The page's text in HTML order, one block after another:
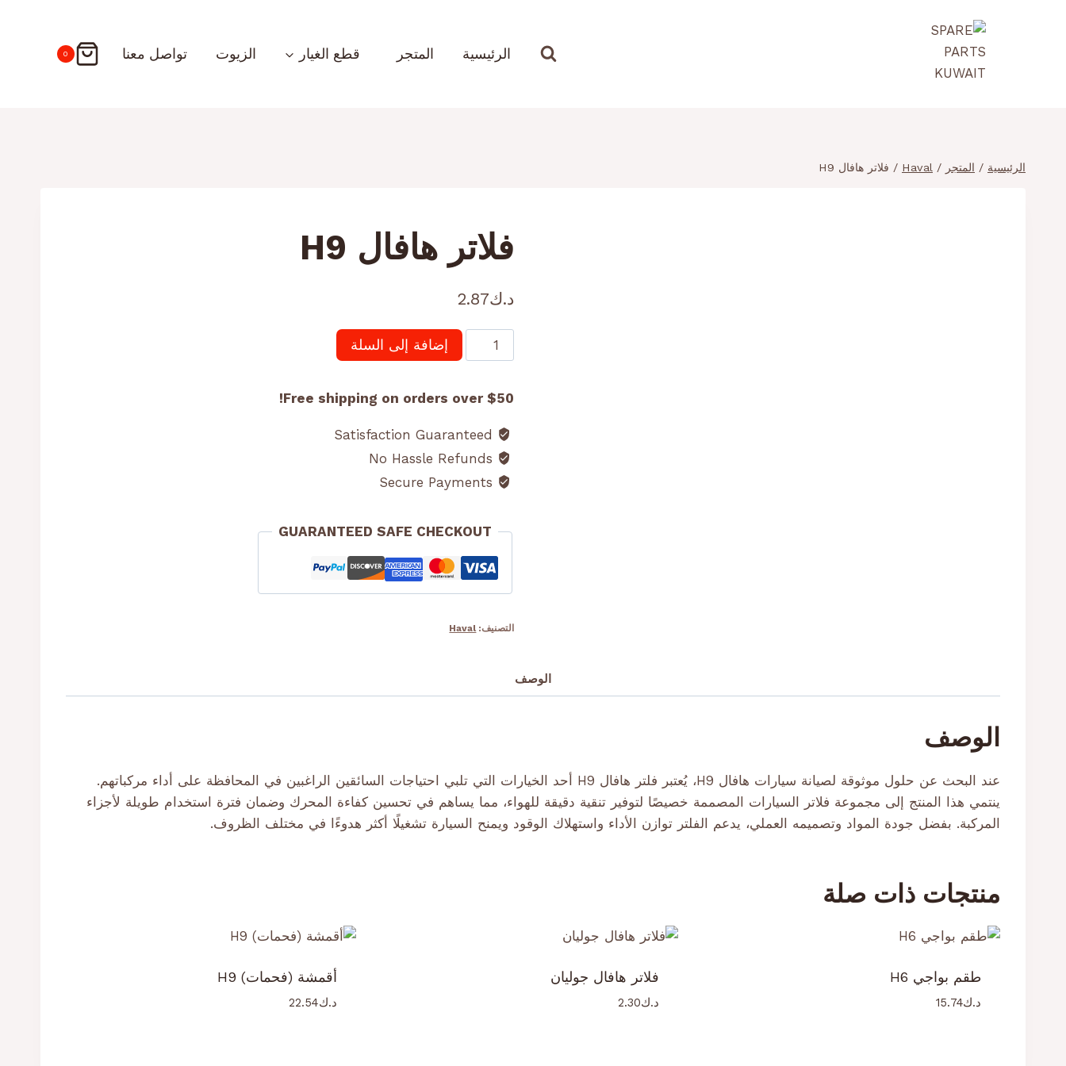
الرئيسية المتجر قطع الغيار الزيوت تواصل معنا 0
الرئيسية / المتجر /
Haval
/ فلاتر هافال H9
فلاتر هافال H9
د.ك2.87
كمية
فلاتر
H9
إضافة إلى السلة
Free shipping on orders over $50!
GUARANTEED SAFE CHECKOUT
التصنيف: Haval
الوصف
الوصف
عند البحث عن حلول موثوقة لصيانة سيارات هافال H9، يُعتبر فلتر هافال H9 أحد الخيارات التي تلبي احتياجات السائقين الراغبين في المحافظة على أداء مركباتهم.
ينتمي هذا المنتج إلى مجموعة فلاتر السيارات المصممة خصيصًا لتوفير تنقية دقيقة للهواء، مما يساهم في تحسين كفاءة المحرك وضمان فترة استخدام طويلة لأجزاء
المركبة. بفضل جودة المواد وتصميمه العملي، يدعم الفلتر توازن الأداء واستهلاك الوقود ويمنح السيارة تشغيلًا أكثر هدوءًا في مختلف الظروف.
منتجات ذات صلة
طقم بواجي H6
د.ك15.74
فلاتر هافال جوليان
د.ك2.30
أقمشة (فحمات) H9
د.ك22.54